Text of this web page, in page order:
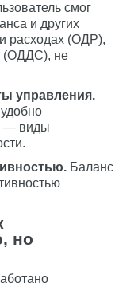
смог
и других
расходах (ОДР),
(ОДДС), не
управления.
— виды
Баланс
но